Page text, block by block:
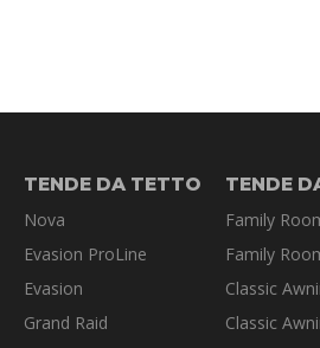
TENDE DA TETTO
Nova
Evasion ProLine
Evasion
Grand Raid
TENDE
Family
Family
Classic
Classic